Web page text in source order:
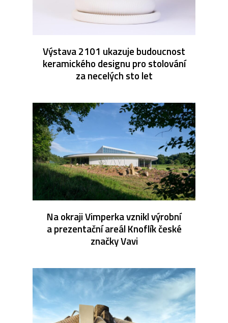
Výstava 2101 ukazuje budoucnost
keramického designu pro stolování
za necelých sto let
Na okraji Vimperka vznikl výrobní
a prezentační areál Knoflík české
značky Vavi